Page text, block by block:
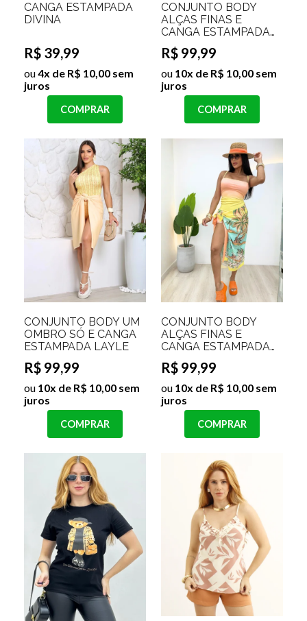
CANGA ESTAMPADA
DIVINA
R$ 39,99
ou4x de R$ 10,00 sem
juros
COMPRAR
CONJUNTO BODY
ALÇAS FINAS E
CANGA ESTAMPADA
HELENA
R$ 99,99
ou 10x de R$ 10,00 sem
juros
COMPRAR
CONJUNTO BODY UM
OMBRO SÓ E CANGA
ESTAMPADA LAYLE
R$ 99,99
ou 10x de R$ 10,00 sem
juros
COMPRAR
CONJUNTO BODY
ALÇAS FINAS E
CANGA ESTAMPADA
ARCO IRIS HILARY
R$ 99,99
ou 10x de R$ 10,00 sem
juros
COMPRAR